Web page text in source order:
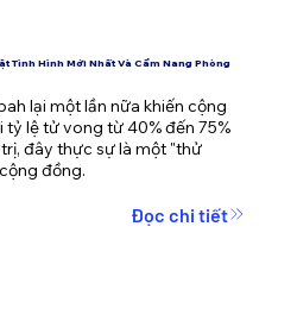
Tình Hình Mới Nhất Và Cẩm Nang Phòng
lại một lần nữa khiến cộng
lệ tử vong từ 40% đến 75%
đây thực sự là một "thử
đồng.
Đọc chi tiết